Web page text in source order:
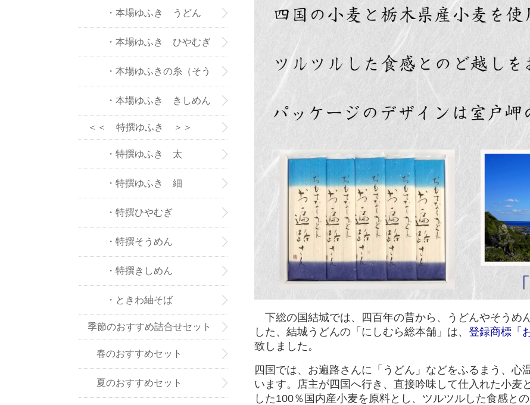
下総の国結城では、四百年の昔から、うどんやそうめ
した、結城うどんの「にしむら総本舗」は、 登録商標「
致しました。
四国では、お遍路さんに「うどん」などをふるまう、心
います。店主が四国へ行き、直接吟味して仕入れた小麦
した100％国内産小麦を原料とし、ツルツルした食感と
・本場ゆふき うどん
・本場ゆふき ひやむぎ
・本場ゆふきの糸（そう
めん）
・本場ゆふき きしめん
＜＜ 特撰ゆふき ＞＞
・特撰ゆふき 太
・特撰ゆふき 細
・特撰ひやむぎ
・特撰そうめん
・特撰きしめん
・ときわ紬そば
季節のおすすめ詰合せセット
春のおすすめセット
夏のおすすめセット